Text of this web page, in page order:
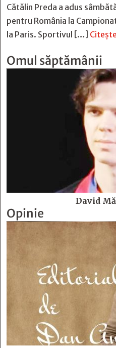
Cătălin Preda a adus
pentru România la
la Paris. Sportivul […]
Omul săptămânii
David
Opinie